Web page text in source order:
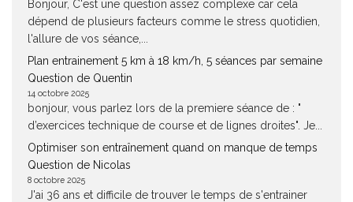
Bonjour, C'est une question assez complexe car cela
dépend de plusieurs facteurs comme le stress quotidien,
l'allure de vos séance,...
Plan entrainement 5 km à 18 km/h, 5 séances par semaine
Question de Quentin
14 octobre 2025
bonjour, vous parlez lors de la premiere séance de : "
d’exercices technique de course et de lignes droites". Je...
Optimiser son entraînement quand on manque de temps
Question de Nicolas
8 octobre 2025
J'ai 36 ans et difficile de trouver le temps de s'entrainer